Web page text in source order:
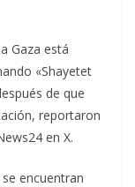
Gaza está
«Shayetet
de que
reportaron
en X.
encuentran